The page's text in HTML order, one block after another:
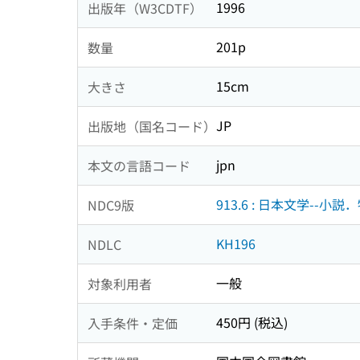
出版年（W3CDTF） 1996
数量 201p
大きさ 15cm
出版地（国名コード） JP
本文の言語コード jpn
NDC9版 913.6 : 日本文学--小説
NDLC KH196
対象利用者 一般
入手条件・定価 450円 (税込)